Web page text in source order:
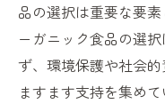
品の選択は重要な要
ーガニック食品の選
ず、環境保護や社会的
ますます支持を集めて